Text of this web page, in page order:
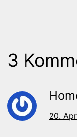
3
20.